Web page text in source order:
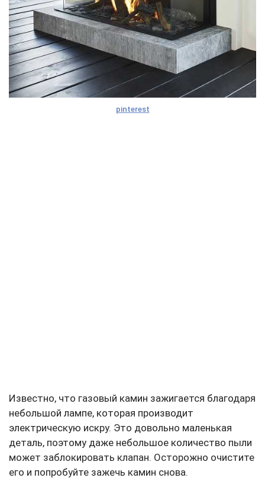
pinterest
Известно, что газовый камин зажигается благодаря
небольшой лампе, которая производит
электрическую искру. Это довольно маленькая
деталь, поэтому даже небольшое количество пыли
может заблокировать клапан. Осторожно очистите
его и попробуйте зажечь камин снова.